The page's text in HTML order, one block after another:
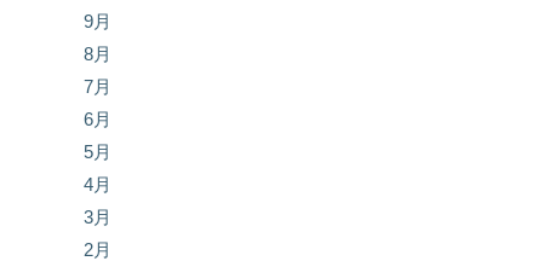
9月
8月
7月
6月
5月
4月
3月
2月